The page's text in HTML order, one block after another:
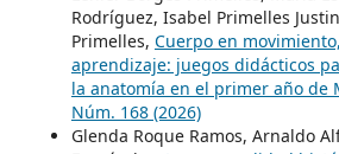
Rodríguez, Isabel Primelles
Primelles, Cuerpo en
aprendizaje: juegos didácticos
la anatomía en el primer año de
Núm. 168 (2026)
Glenda Roque Ramos, Arnaldo